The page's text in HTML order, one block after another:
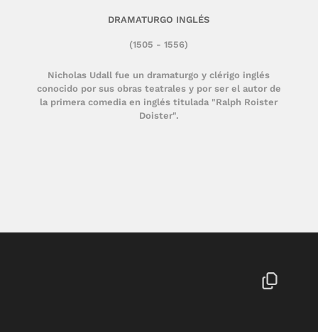
Nicholas Udall fue un dramaturgo y clérigo inglés
conocido por sus obras teatrales y por ser el autor de
la primera comedia en inglés titulada "Ralph Roister
Doister".
(1505 - 1556)
DRAMATURGO INGLÉS